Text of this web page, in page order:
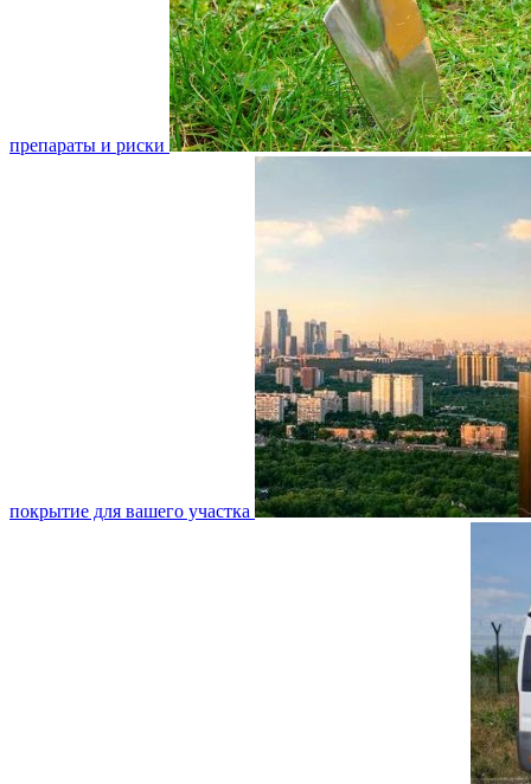
препараты и риски
покрытие для вашего участка